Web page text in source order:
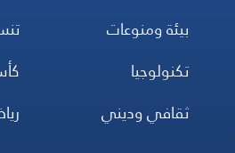
بيئة ومنوعات
تكنولوجيا
ثقافي وديني